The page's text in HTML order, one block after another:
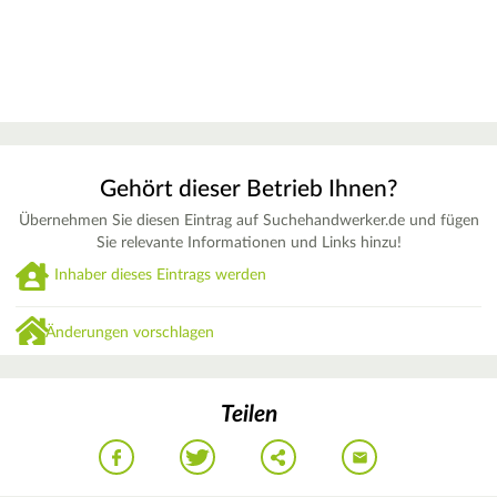
Gehört dieser Betrieb Ihnen?
Übernehmen Sie diesen Eintrag auf Suchehandwerker.de und fügen
Sie relevante Informationen und Links hinzu!
Inhaber dieses Eintrags werden
Änderungen vorschlagen
Teilen